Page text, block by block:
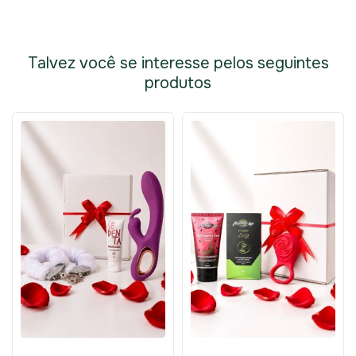
Talvez você se interesse pelos seguintes
produtos